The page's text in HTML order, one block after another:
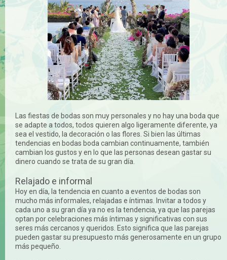
Las fiestas de bodas son muy personales y no hay una boda que
se adapte a todos, todos quieren algo ligeramente diferente, ya
sea el vestido, la decoración o las flores. Si bien las últimas
tendencias en bodas boda cambian continuamente, también
cambian los gustos y en lo que las personas desean gastar su
dinero cuando se trata de su gran día.
Relajado e informal
Hoy en día, la tendencia en cuanto a eventos de bodas son
mucho más informales, relajadas e íntimas. Invitar a todos y
cada uno a su gran día ya no es la tendencia, ya que las parejas
optan por celebraciones más íntimas y significativas con sus
seres más cercanos y queridos. Esto significa que las parejas
pueden gastar su presupuesto más generosamente en un grupo
más pequeño.